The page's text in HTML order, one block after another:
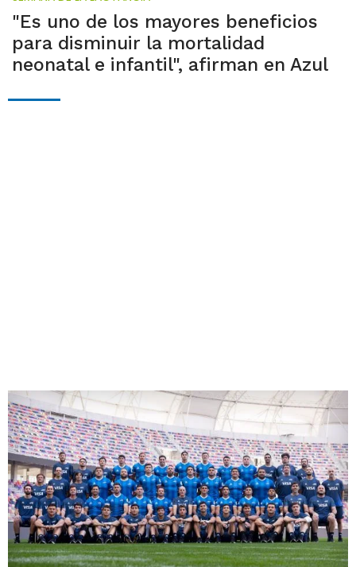
"Es uno de los mayores beneficios
para disminuir la mortalidad
neonatal e infantil", afirman en Azul